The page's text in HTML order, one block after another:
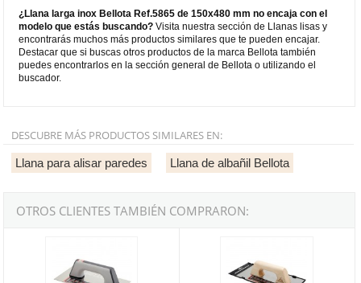
¿Llana larga inox Bellota Ref.5865 de 150x480 mm no encaja con el
modelo que estás buscando? Visita nuestra sección de Llanas lisas y
encontrarás muchos más productos similares que te pueden encajar.
Destacar que si buscas otros productos de la marca Bellota también
puedes encontrarlos en la sección general de Bellota o utilizando el
buscador.
DESCUBRE MÁS PRODUCTOS SIMILARES EN:
Llana para alisar paredes Llana de albañil Bellota
OTROS CLIENTES TAMBIÉN COMPRARON: